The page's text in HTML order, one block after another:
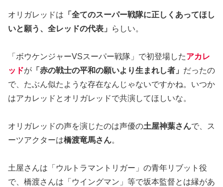
オリガレッドは 「全てのスーパー戦隊に正しくあってほし
いと願う、全レッドの代表」
らしい。
「ボウケンジャーVSスーパー戦隊」で初登場したアカレ
ッドが 「赤の戦士の平和の願いより生まれし者」 だったの
で、たぶん似たような存在なんじゃないですかね。いつか
はアカレッドとオリガレッドで共演してほしいな。
オリガレッドの声を演じたのは声優の土屋神葉さんで、ス
ーツアクターは橋渡竜馬さん。
土屋さんは「ウルトラマントリガー」の青年リブット役
で、橋渡さんは「ウイングマン」等で坂本監督とは縁があ